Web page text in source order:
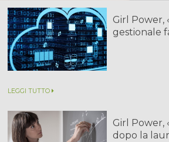
Girl Power,
gestionale
LEGGI TUTTO
Girl Power,
dopo la